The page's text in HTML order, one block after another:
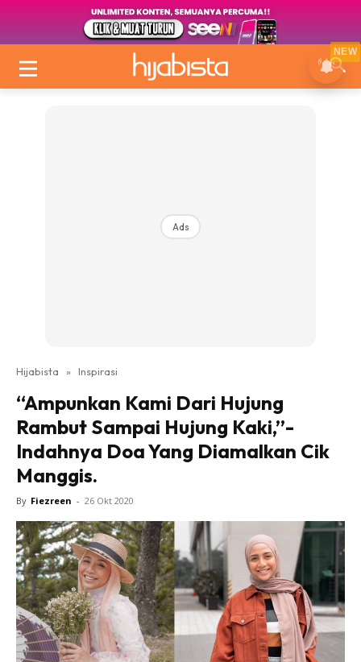
Ads
Hijabista » Inspirasi
“Ampunkan Kami Dari Hujung
Rambut Sampai Hujung Kaki,”-
Indahnya Doa Yang Diamalkan Cik
Manggis.
By Fiezreen - 26 Okt 2020
NEW